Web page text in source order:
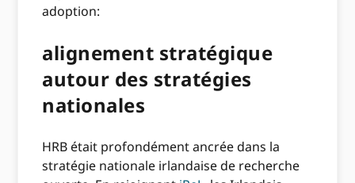
adoption:
alignement stratégique
autour des stratégies
nationales
HRB était profondément ancrée dans la
stratégie nationale irlandaise de recherche